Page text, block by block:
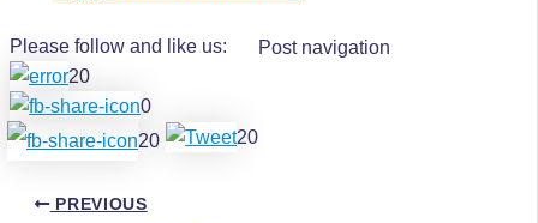
Please follow and like us:
20
0
20
20
Post navigation
PREVIOUS